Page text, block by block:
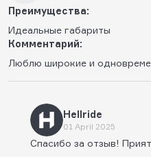
Преимущества:
Идеальные габариты
Комментарий:
Люблю широкие и
Hellride
01 April 2025
Спасибо за отзыв!